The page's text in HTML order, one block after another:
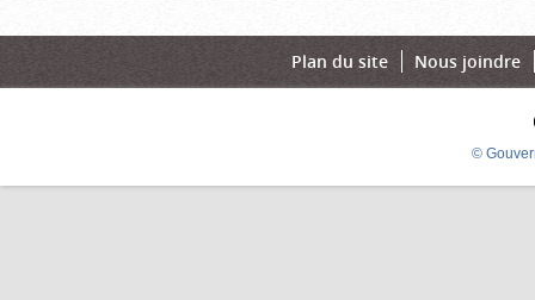
Plan du site Nous joindre
©